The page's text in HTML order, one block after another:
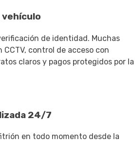
de identidad. Muchas
control de acceso con
claros y pagos protegidos por la
24/7
en todo momento desde la